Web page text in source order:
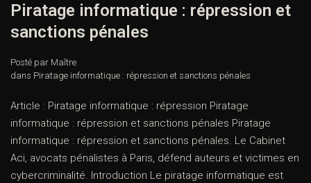
Piratage informatique : répression et
sanctions pénales
Posté par Maître
dans Piratage informatique : répression et sanctions pénales
Article : Piratage informatique : répression Piratage
informatique : répression et sanctions pénales Piratage
informatique : répression et sanctions pénales. Le Cabinet
Aci, avocats pénalistes à Paris, défend auteurs et victimes en
cybercriminalité. Introduction Le piratage informatique est